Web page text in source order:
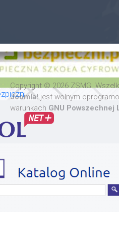
Copyright © 2026 ZSMG.
Joomla! jest wolnym
warunkach GNU